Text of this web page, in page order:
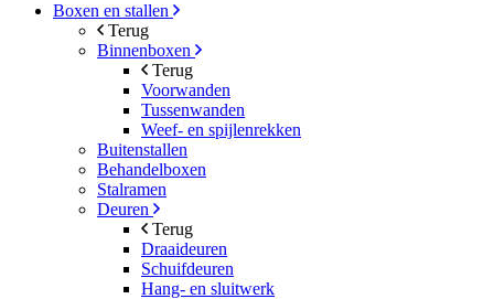
Boxen en stallen
Terug
Binnenboxen
Terug
Voorwanden
Tussenwanden
Weef- en spijlenrekken
Buitenstallen
Behandelboxen
Stalramen
Deuren
Terug
Draaideuren
Schuifdeuren
Hang- en sluitwerk